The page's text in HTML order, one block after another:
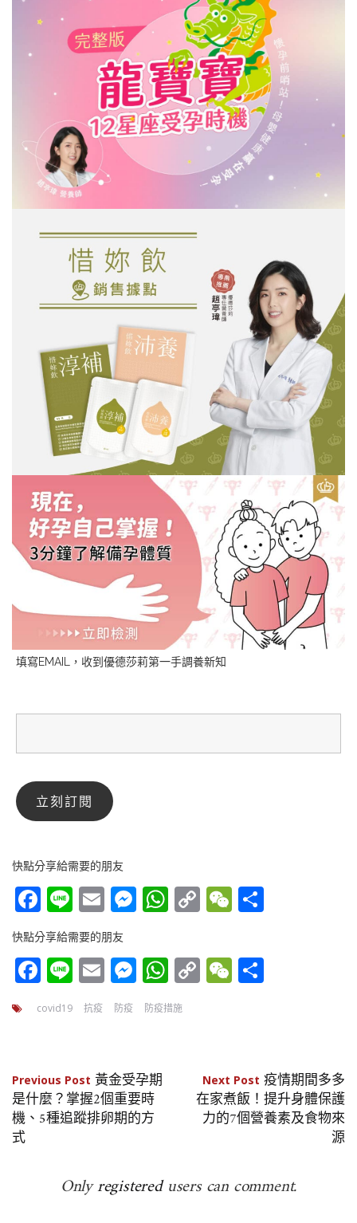
填寫EMAIL，收到優德莎莉第一手調養新知
快點分享給需要的朋友
Facebook
LineEmailMessenger
WhatsApp
CopyWeChat
快點分享給需要的朋友
Facebook
LineEmailMessenger
WhatsApp
CopyWeChat
covid19 抗疫 防疫 防疫措施
文
章
導
Previous Post 黃金受孕期
是什麼？掌握2個重要時
機、5種追蹤排卵期的方
式
Next Post 疫情期間多多
在家煮飯！提升身體保護
力的7個營養素及食物來
源
Onlyregisteredusers can comment.